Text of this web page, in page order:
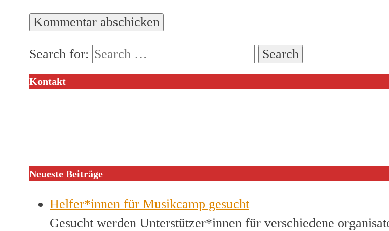
Search for:
Kontakt
Neueste Beiträge
Helfer*innen für Musikcamp gesucht
Gesucht werden Unterstützer*innen für verschiedene